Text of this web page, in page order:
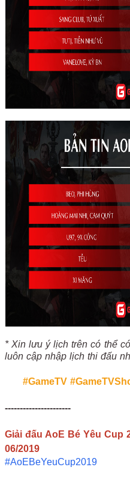
* Xin lưu ý lịch trên có thể
luôn cập nhập lịch thi đấu
#GameTV
----------------------
Giải đấu AoE Bé Yêu Cup
06/2019
#AoEBeYeuCup2019